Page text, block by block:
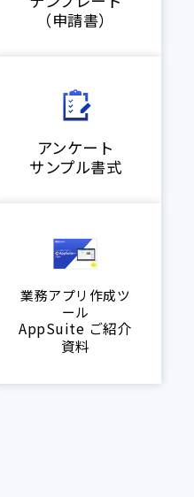
（申請書）
アンケート
サンプル書式
業務アプリ作成ツ
ール
AppSuite ご紹介
資料